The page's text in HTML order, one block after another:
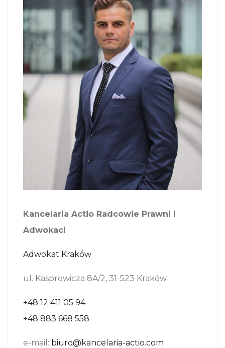
Kancelaria Actio Radcowie Prawni i
Adwokaci
Adwokat Kraków
ul. Kasprowicza 8A/2, 31-523 Kraków
+48 12 411 05 94
+48 883 668 558
e-mail: biuro@kancelaria-actio.com